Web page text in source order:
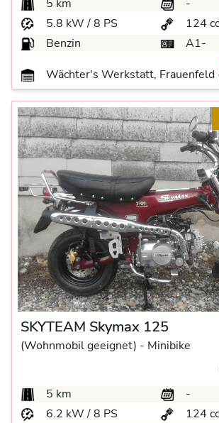
5 km
-
5.8 kW / 8 PS
124
Benzin
A1-
Wächter's Werkstatt, Frauenfeld
SKYTEAM Skymax 125
(Wohnmobil geeignet) - Minibike
5 km
-
6.2 kW / 8 PS
124